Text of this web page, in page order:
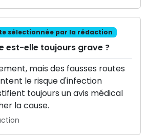
sélectionnée par la rédaction
est-elle toujours grave ?
mais des fausses routes
le risque d'infection
toujours un avis médical
la cause.